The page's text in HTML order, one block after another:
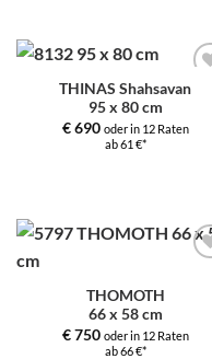
Zur
THINAS Shahsavan
95 x 80 cm
€690 oder in 12 Raten
ab 61 €*
THOMOTH
66 x 58 cm
€750 oder in 12 Raten
ab 66 €*